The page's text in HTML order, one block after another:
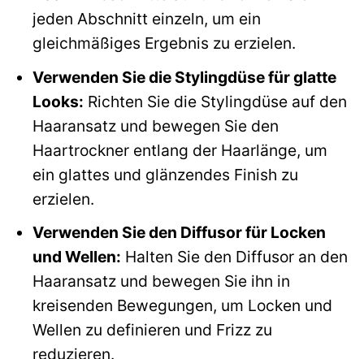
jeden Abschnitt einzeln, um ein
gleichmäßiges Ergebnis zu erzielen.
Verwenden Sie die Stylingdüse für glatte
Looks: Richten Sie die Stylingdüse auf den
Haaransatz und bewegen Sie den
Haartrockner entlang der Haarlänge, um
ein glattes und glänzendes Finish zu
erzielen.
Verwenden Sie den Diffusor für Locken
und Wellen: Halten Sie den Diffusor an den
Haaransatz und bewegen Sie ihn in
kreisenden Bewegungen, um Locken und
Wellen zu definieren und Frizz zu
reduzieren.